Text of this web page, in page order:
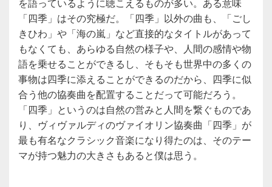
を語っているように聴こえるものが多い。ある意味
「四季」はその究極だ。「四季」以外の曲も、「ごし
きひわ」や「海の嵐」など直接的なタイトルがあって
もなくても、あらゆる自然の様子や、人間の感情や物
語を乗せることができるし、そもそも世界中の多くの
事物は四季に添えることができるのだから、四季に似
合う他の協奏曲を配置することだって可能だろう。
「四季」というのは自然の営みと人間を繋ぐものであ
り、ヴィヴァルディのヴァイオリン協奏曲「四季」が
最も有名なクラシック音楽になり得たのは、そのテー
マが持つ魅力の大きさもあると僕は思う。